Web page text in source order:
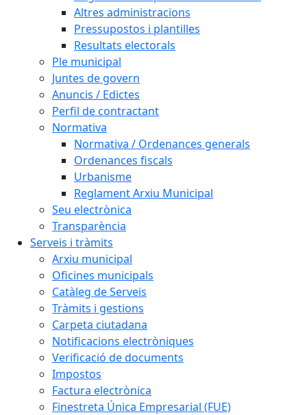
Altres administracions
Pressupostos i plantilles
Resultats electorals
Ple municipal
Juntes de govern
Anuncis / Edictes
Perfil de contractant
Normativa
Normativa / Ordenances generals
Ordenances fiscals
Urbanisme
Reglament Arxiu Municipal
Seu electrònica
Transparència
Serveis i tràmits
Arxiu municipal
Oficines municipals
Catàleg de Serveis
Tràmits i gestions
Carpeta ciutadana
Notificacions electròniques
Verificació de documents
Impostos
Factura electrònica
Finestreta Única Empresarial (FUE)